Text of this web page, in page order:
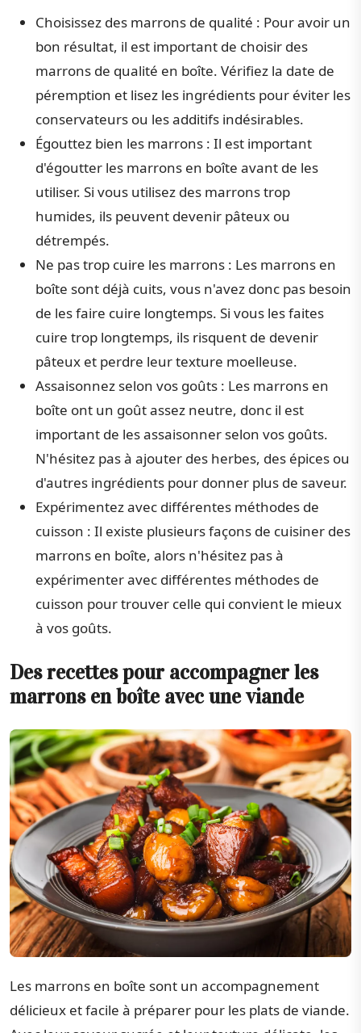
Choisissez des marrons de qualité : Pour avoir un
bon résultat, il est important de choisir des
marrons de qualité en boîte. Vérifiez la date de
péremption et lisez les ingrédients pour éviter les
conservateurs ou les additifs indésirables.
Égouttez bien les marrons : Il est important
d'égoutter les marrons en boîte avant de les
utiliser. Si vous utilisez des marrons trop
humides, ils peuvent devenir pâteux ou
détrempés.
Ne pas trop cuire les marrons : Les marrons en
boîte sont déjà cuits, vous n'avez donc pas besoin
de les faire cuire longtemps. Si vous les faites
cuire trop longtemps, ils risquent de devenir
pâteux et perdre leur texture moelleuse.
Assaisonnez selon vos goûts : Les marrons en
boîte ont un goût assez neutre, donc il est
important de les assaisonner selon vos goûts.
N'hésitez pas à ajouter des herbes, des épices ou
d'autres ingrédients pour donner plus de saveur.
Expérimentez avec différentes méthodes de
cuisson : Il existe plusieurs façons de cuisiner des
marrons en boîte, alors n'hésitez pas à
expérimenter avec différentes méthodes de
cuisson pour trouver celle qui convient le mieux
à vos goûts.
Des recettes pour accompagner les
marrons en boîte avec une viande
Les marrons en boîte sont un accompagnement
délicieux et facile à préparer pour les plats de viande.